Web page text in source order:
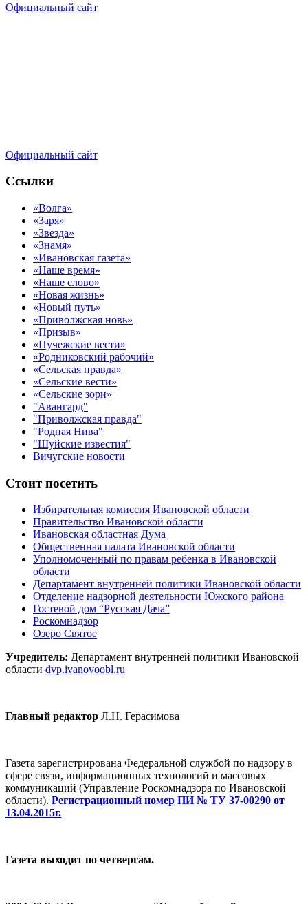
Официальный сайт
Официальный сайт
Ссылки
«Волга»
«Заря»
«Звезда»
«Знамя»
«Ивановская газета»
«Наше время»
«Наше слово»
«Новая жизнь»
«Новый путь»
«Приволжская новь»
«Призыв»
«Пучежские вести»
«Родниковский рабочий»
«Сельская правда»
«Сельские вести»
«Сельские зори»
"Авангард"
"Приволжская правда"
"Родная Нива"
"Шуйские известия"
Вичугские новости
Стоит посетить
Избирательная комиссия Ивановской области
Правительство Ивановской области
Ивановская областная Дума
Общественная палата Ивановской области
Уполномоченный по правам ребенка в Ивановской
области
Департамент внутренней политики Ивановской области
Отделение надзорной деятельности Южского района
Гостевой дом “Русская Дача”
Роскомнадзор
Озеро Святое
Учредитель: Департамент внутренней политики Ивановской
области dvp.ivanovoobl.ru
Главный редактор Л.Н. Герасимова
Газета зарегистрирована Федеральной службой по надзору в
сфере связи, информационных технологий и массовых
коммуникаций (Управление Роскомнадзора по Ивановской
области). Регистрационный номер ПИ № ТУ 37-00290 от
13.04.2015г.
Газета выходит по четвергам.